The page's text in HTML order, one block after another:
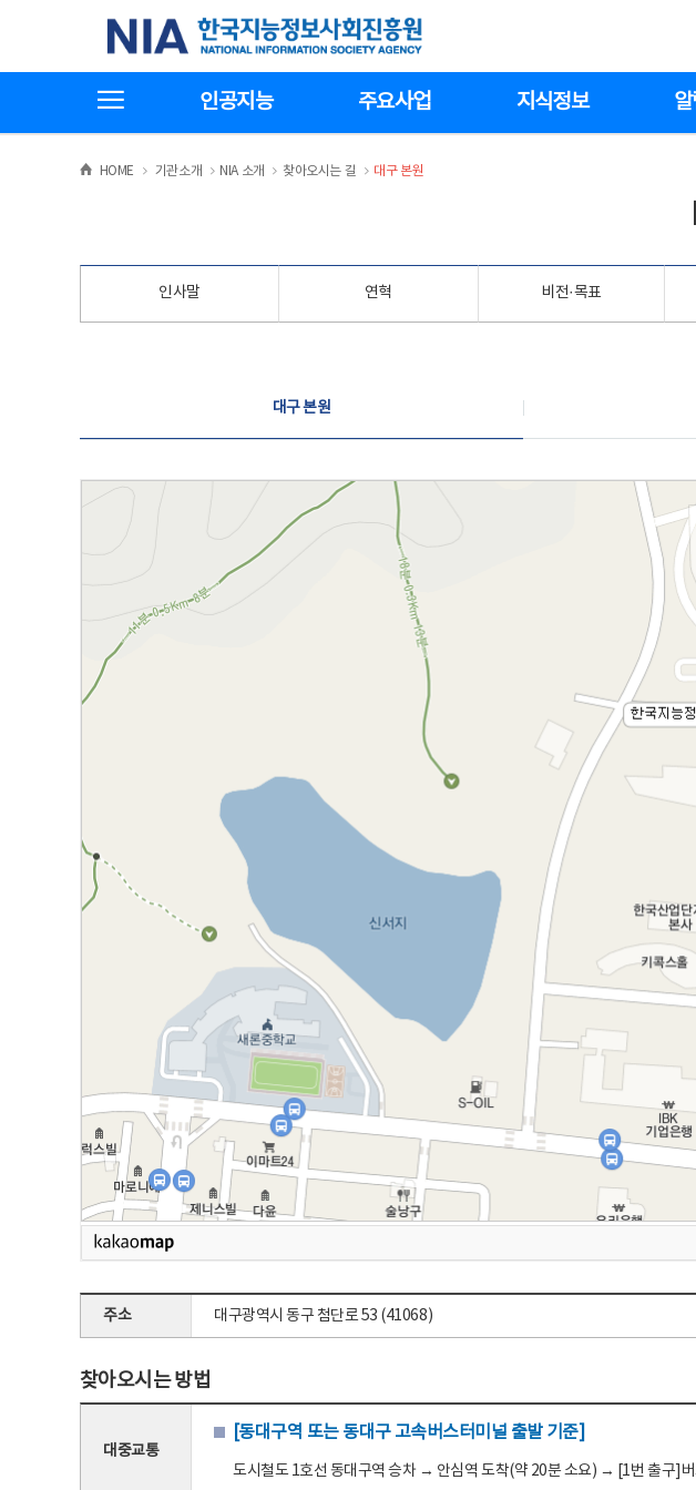
기
한국지능정보사회진흥원
인공지능 주요사업 지식정보
HOME >
기관소개 >NIA 소개 >
찾아오시는 길 >
대구 본원
인사말 연혁 비전·목표
대구 본원
주소 대구광역시 동구 첨단로 53 (41068)
찾아오시는 방법
대중교통
[동대구역 또는 동대구 고속버스터미널 출발 기준]
도시철도 1호선 동대구역 승차 → 안심역 도착(약 20분 소요) → [1번 출구]